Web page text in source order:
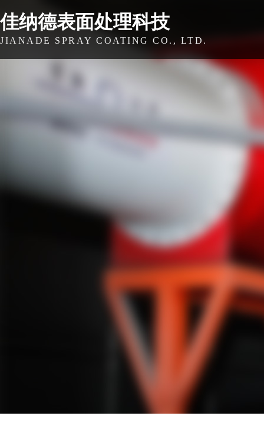
佳纳德表面处理科技
JIANADE SPRAY COATING CO., LTD.